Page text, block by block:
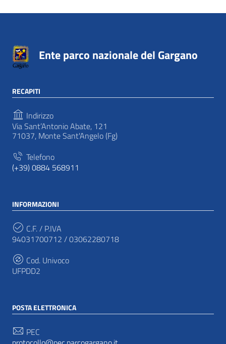
Ente parco nazionale del Gargano
RECAPITI
Indirizzo
Via Sant’Antonio Abate, 121
71037, Monte Sant'Angelo (Fg)
Telefono
(+39) 0884 568911
INFORMAZIONI
C.F. / P.IVA
94031700712 / 03062280718
Cod. Univoco
UFPDD2
POSTA ELETTRONICA
PEC